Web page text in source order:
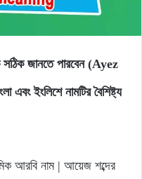
সঠিক জানতে পারবেন (Ayez
ইংলিশে নামটির বৈশিষ্ট্য
আরবি নাম | আয়েজ শব্দের